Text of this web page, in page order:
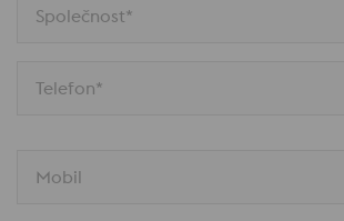
Společnost*
Telefon*
Mobil